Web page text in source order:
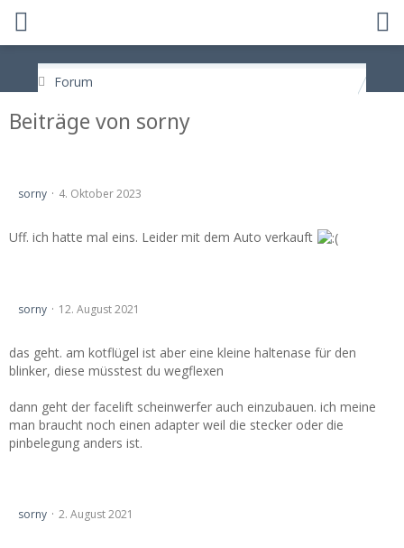
Forum
Beiträge von sorny
sorny 4. Oktober 2023
Uff. ich hatte mal eins. Leider mit dem Auto verkauft
sorny 12. August 2021
das geht. am kotflügel ist aber eine kleine haltenase für den
blinker, diese müsstest du wegflexen
dann geht der facelift scheinwerfer auch einzubauen. ich meine
man braucht noch einen adapter weil die stecker oder die
pinbelegung anders ist.
sorny 2. August 2021